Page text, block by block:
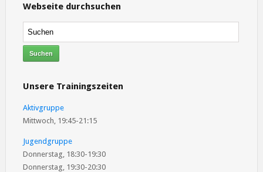
Webseite durchsuchen
Unsere Trainingszeiten
Aktivgruppe
Mittwoch, 19:45-21:15
Jugendgruppe
Donnerstag, 18:30-19:30
Donnerstag, 19:30-20:30